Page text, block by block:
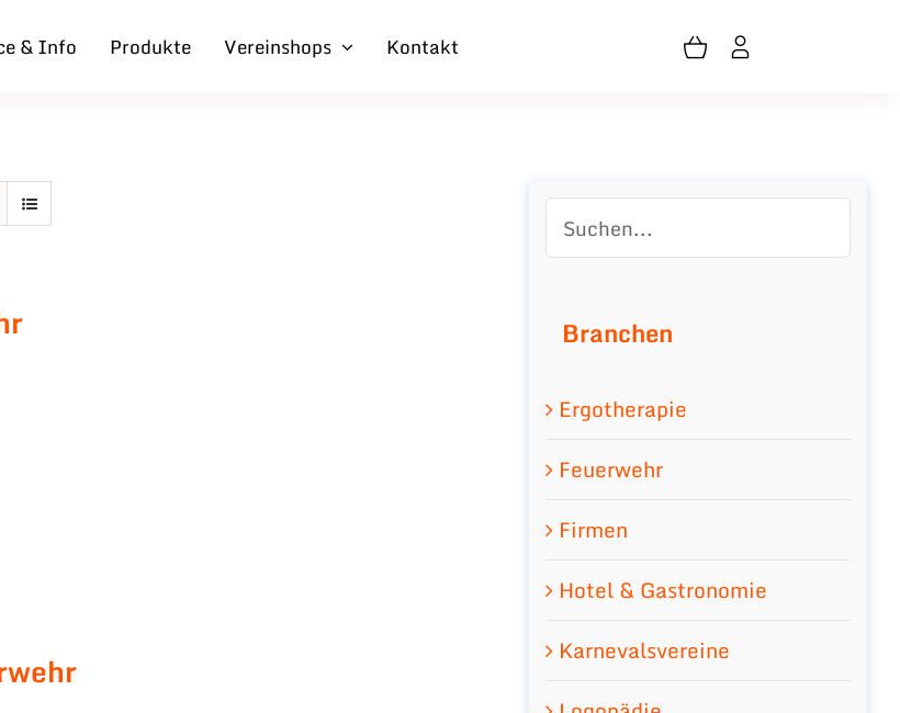
& Info Produkte Vereinshops Kontakt
Branchen
Ergotherapie
Feuerwehr
Firmen
Hotel & Gastronomie
Karnevalsvereine